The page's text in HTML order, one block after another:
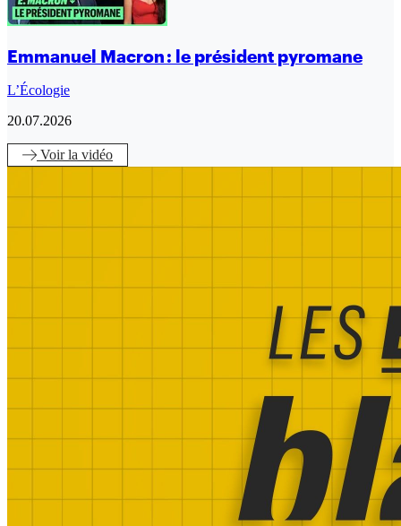
Emmanuel Macron : le président pyromane
L’Écologie
20.07.2026
Voirla vidéo